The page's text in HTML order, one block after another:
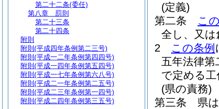
(定義)
第二条
こ
全し、又
2
この条例
五年法律第
で定める
(県の責務)
第三条
県
第二十二条(委任)
第八章
罰則
第二十三条
第二十四条
附則
附則 (平成四年条例第二三号)
附則 (平成一二年条例第四四号)
附則 (平成一四年条例第五四号)
附則 (平成一七年条例第六八号)
附則 (平成二一年条例第二五号)
附則 (平成二三年条例第一四号)
附則 (平成二四年条例第三五号)